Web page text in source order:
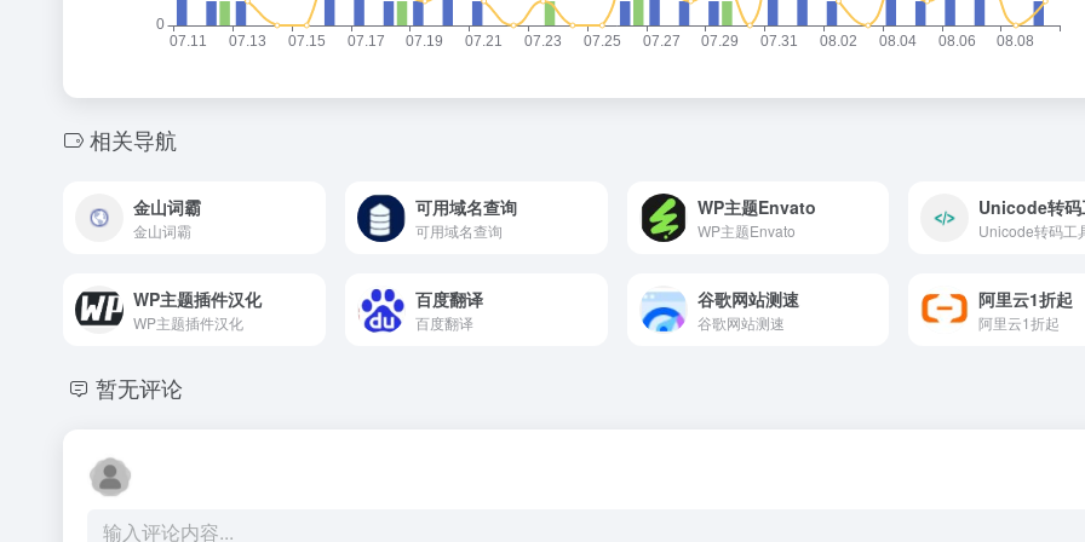
相关导航
金山词霸
金山词霸
可用域名查询
可用域名查询
WP主题Envato
WP主题Envato
Unicode转码
Unicode转码工
WP主题插件汉化
WP主题插件汉化
百度翻译
百度翻译
谷歌网站测速
谷歌网站测速
阿里云1折起
阿里云1折起
暂无评论